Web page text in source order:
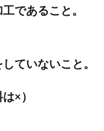
であること。
ていないこと。
×）